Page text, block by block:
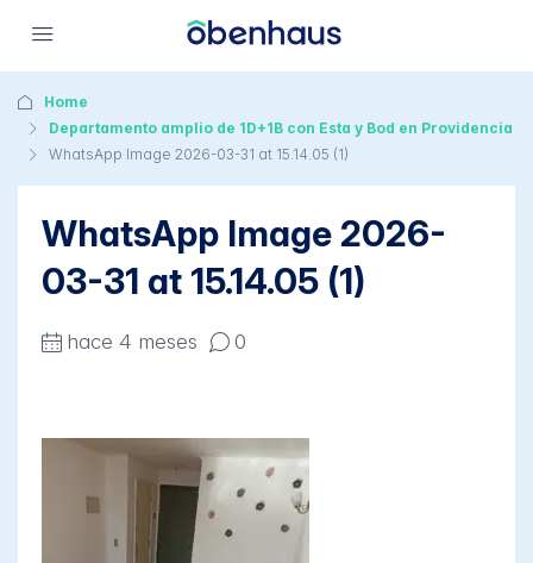
Home
Departamento amplio de 1D+1B con Esta y Bod en Providencia
WhatsApp Image 2026-03-31 at 15.14.05 (1)
WhatsApp Image 2026-
03-31 at 15.14.05 (1)
hace 4 meses 0